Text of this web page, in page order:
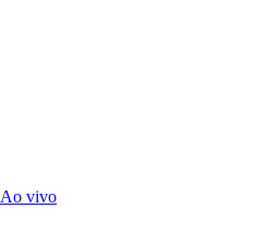
Ao vivo